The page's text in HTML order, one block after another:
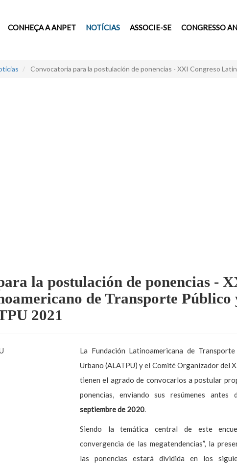
CONHEÇA A ANPET NOTÍCIAS ASSOCIE-SE CONGRESSO
Convocatoria para la postulación de ponencias - XXI Congreso
la postulación de ponencias -
de Transporte Público
2021
La Fundación Latinoamericana de
Urbano (ALATPU) y el Comité Organizador del
tienen el agrado de convocarlos a postular
ponencias, enviando sus resúmenes antes
septiembre de 2020.
Siendo la temática central de este
convergencia de las megatendencias”, la
las ponencias estará dividida en los